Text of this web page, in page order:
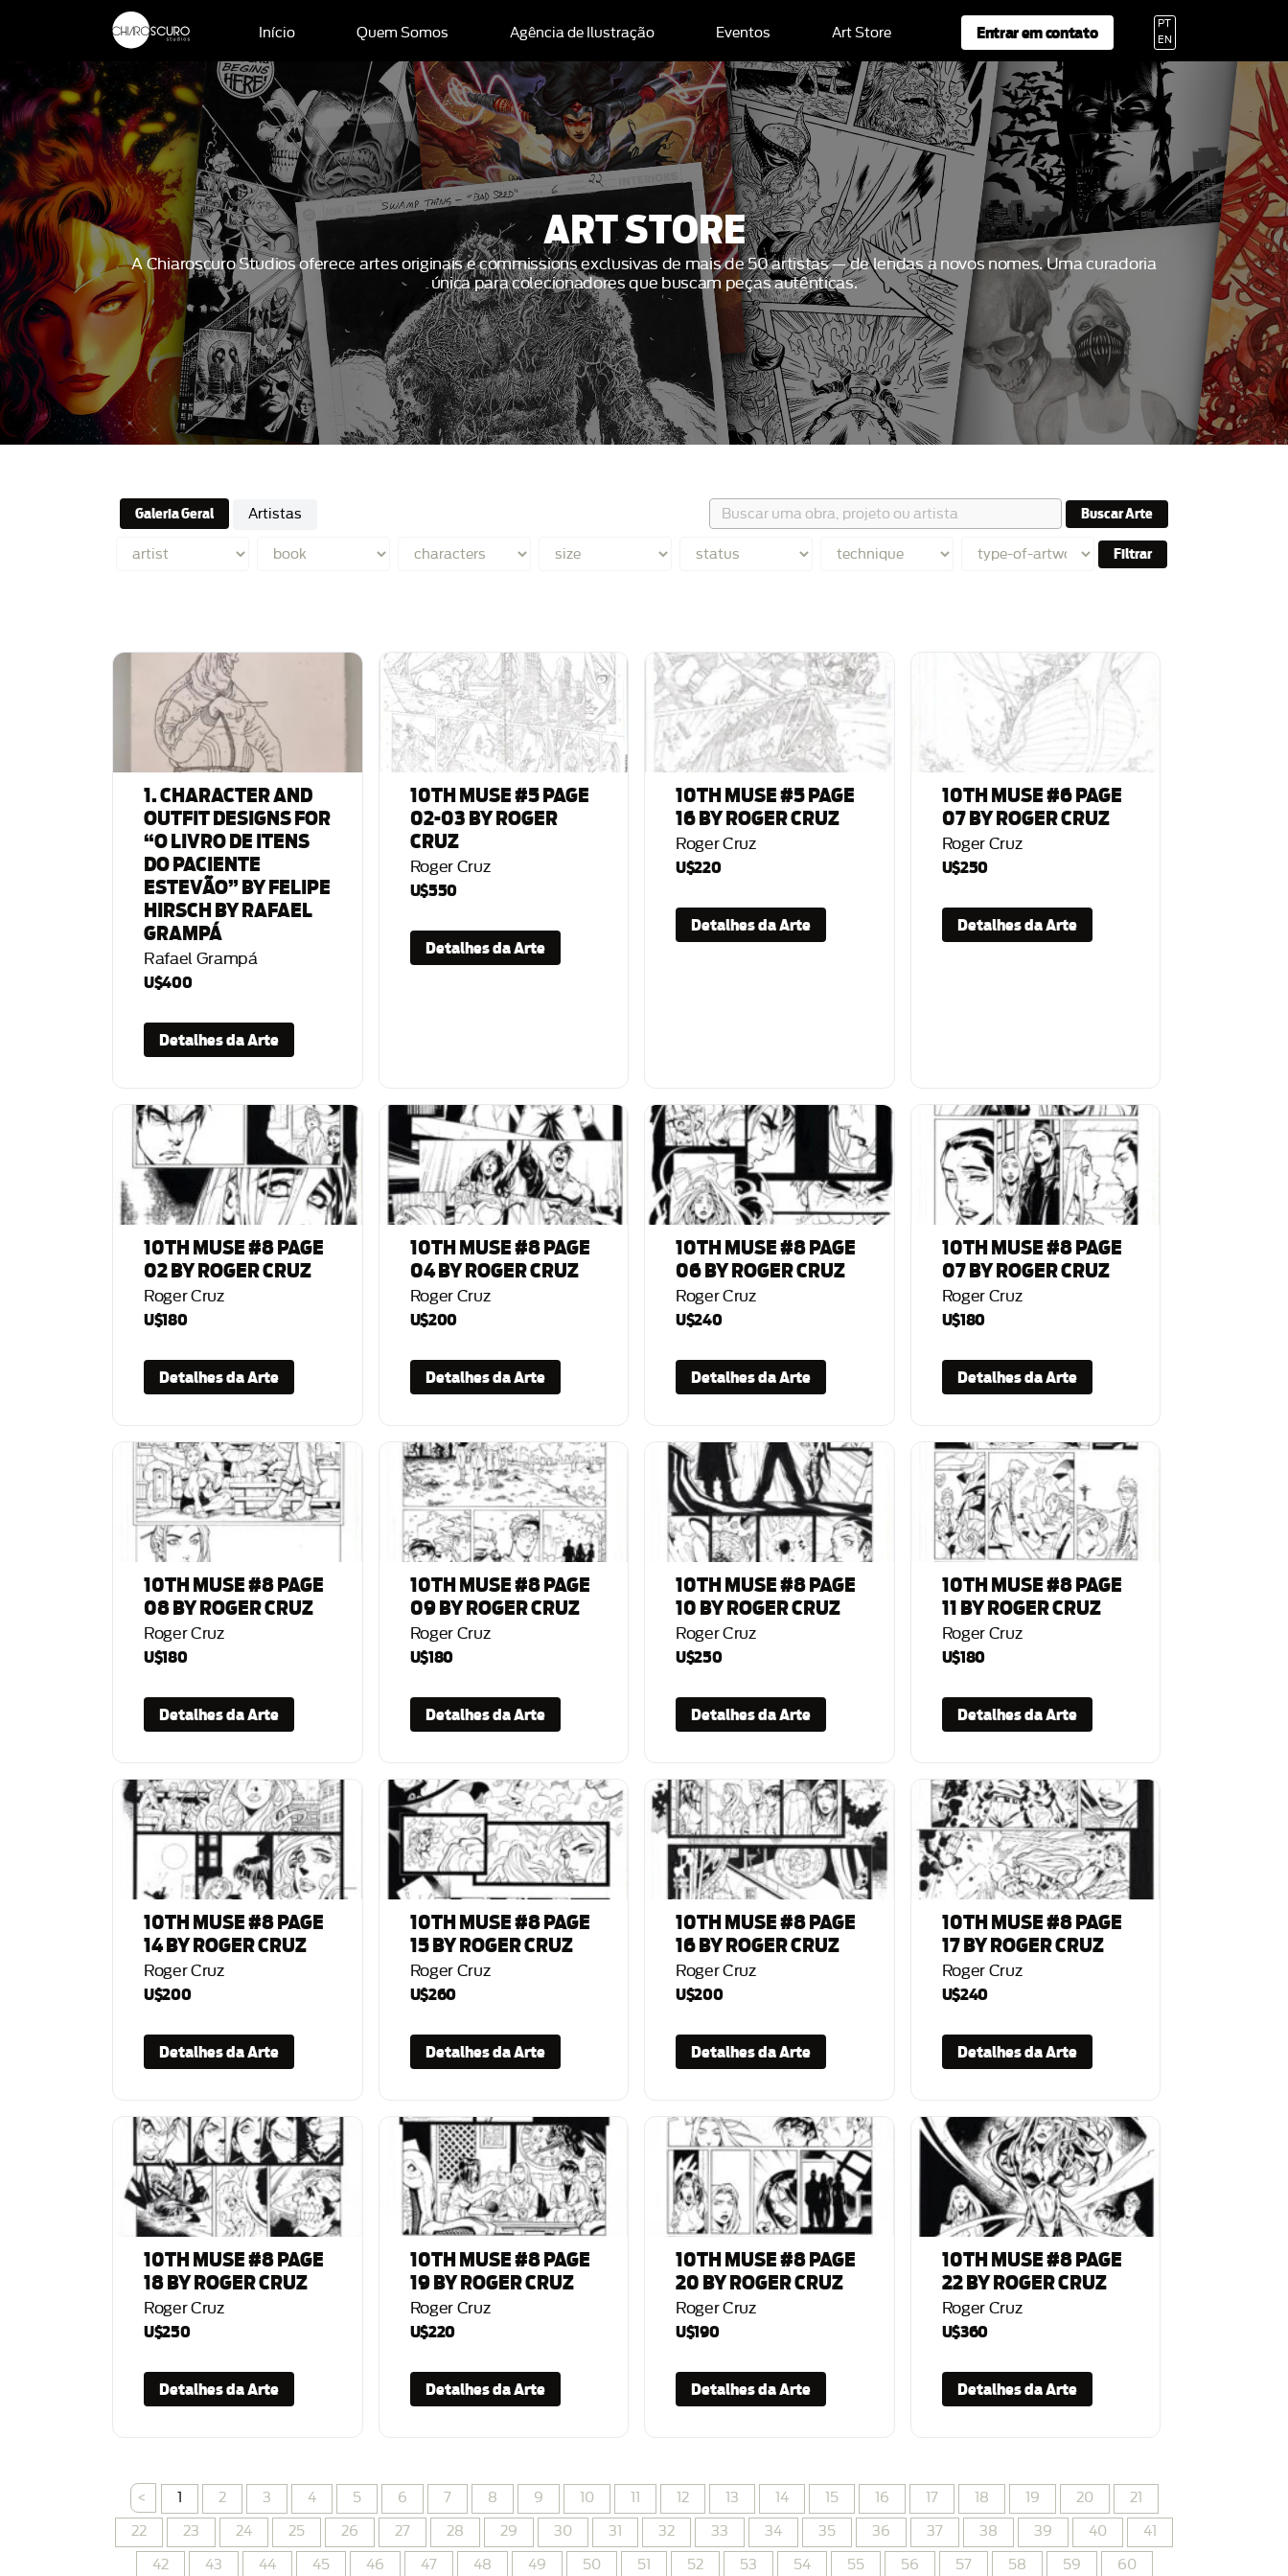
Início Quem Somos Agência de Ilustração Eventos Art Store Entrar em contato
PT
EN
ART STORE
A Chiaroscuro Studios oferece artes originais e commissions exclusivas de mais de 50 artistas — de lendas a novos nomes. Uma curadoria
única para colecionadores que buscam peças autênticas.
Galeria Geral Artistas Buscar Arte
Filtrar
1. CHARACTER AND
OUTFIT DESIGNS FOR
“O LIVRO DE ITENS
DO PACIENTE
ESTEVÃO” BY FELIPE
HIRSCH BY RAFAEL
GRAMPÁ
Rafael Grampá
U$400
Detalhes da Arte
10TH MUSE #5 PAGE
02-03 BY ROGER
CRUZ
Roger Cruz
U$550
Detalhes da Arte
10TH MUSE #5 PAGE
16 BY ROGER CRUZ
Roger Cruz
U$220
Detalhes da Arte
10TH MUSE #6 PAGE
07 BY ROGER CRUZ
Roger Cruz
U$250
Detalhes da Arte
10TH MUSE #8 PAGE
02 BY ROGER CRUZ
Roger Cruz
U$180
Detalhes da Arte
10TH MUSE #8 PAGE
04 BY ROGER CRUZ
Roger Cruz
U$200
Detalhes da Arte
10TH MUSE #8 PAGE
06 BY ROGER CRUZ
Roger Cruz
U$240
Detalhes da Arte
10TH MUSE #8 PAGE
07 BY ROGER CRUZ
Roger Cruz
U$180
Detalhes da Arte
10TH MUSE #8 PAGE
08 BY ROGER CRUZ
Roger Cruz
U$180
Detalhes da Arte
10TH MUSE #8 PAGE
09 BY ROGER CRUZ
Roger Cruz
U$180
Detalhes da Arte
10TH MUSE #8 PAGE
10 BY ROGER CRUZ
Roger Cruz
U$250
Detalhes da Arte
10TH MUSE #8 PAGE
11 BY ROGER CRUZ
Roger Cruz
U$180
Detalhes da Arte
10TH MUSE #8 PAGE
14 BY ROGER CRUZ
Roger Cruz
U$200
Detalhes da Arte
10TH MUSE #8 PAGE
15 BY ROGER CRUZ
Roger Cruz
U$260
Detalhes da Arte
10TH MUSE #8 PAGE
16 BY ROGER CRUZ
Roger Cruz
U$200
Detalhes da Arte
10TH MUSE #8 PAGE
17 BY ROGER CRUZ
Roger Cruz
U$240
Detalhes da Arte
10TH MUSE #8 PAGE
18 BY ROGER CRUZ
Roger Cruz
U$250
Detalhes da Arte
10TH MUSE #8 PAGE
19 BY ROGER CRUZ
Roger Cruz
U$220
Detalhes da Arte
10TH MUSE #8 PAGE
20 BY ROGER CRUZ
Roger Cruz
U$190
Detalhes da Arte
10TH MUSE #8 PAGE
22 BY ROGER CRUZ
Roger Cruz
U$360
Detalhes da Arte
< 1 2 3 4 5 6 7 8 9 10 11 12 13 14 15 16 17 18 19 20 21
22 23 24 25 26 27 28 29 30 31 32 33 34 35 36 37 38 39 40 41
42 43 44 45 46 47 48 49 50 51 52 53 54 55 56 57 58 59 60